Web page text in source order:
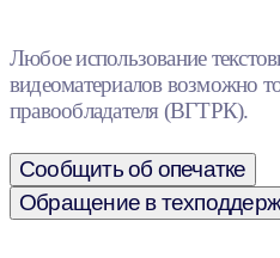
Любое использование
видеоматериалов возможно
правообладателя (ВГТРК).
Сообщить об опечатке
Обращение в